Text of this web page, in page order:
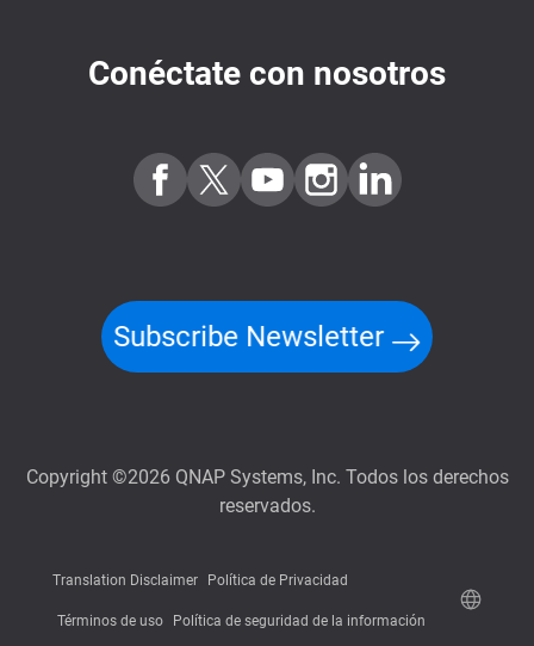
Conéctate con nosotros
Subscribe Newsletter
Copyright ©2026 QNAP Systems, Inc. Todos los derechos
reservados.
Translation Disclaimer Política de Privacidad
Términos de uso Política de seguridad de la información